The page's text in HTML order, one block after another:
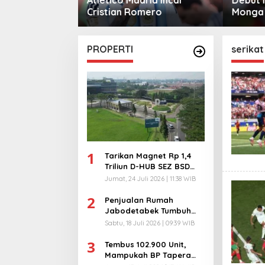
Monga Bersama
Manchester City
ke
PROPERTI
1
Tarikan Magnet Rp 1,4
Triliun D-HUB SEZ BSD
City, Buka 1736
Jumat, 24 Juli 2026 | 11:38 WIB
2
Penjualan Rumah
Jabodetabek Tumbuh
94%! Developer
Ekstra
Sabtu, 18 Juli 2026 | 09:39 WIB
3
Tembus 102.900 Unit,
Mampukah BP Tapera
serikat